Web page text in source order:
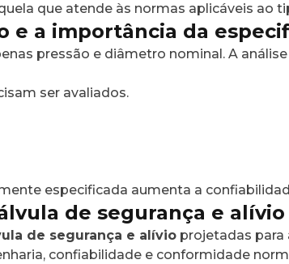
que atende às normas aplicáveis ao
e a importância da
pressão e diâmetro nominal. A
ser avaliados.
especificada aumenta a
de segurança e
de segurança e alívio projetadas para
confiabilidade e conformidade